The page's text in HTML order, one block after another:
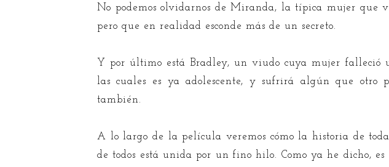
No podemos olvidarnos de Miranda, la típica mujer que
pero que en realidad esconde más de un secreto.
Y por último está Bradley, un viudo cuya mujer falleció
las cuales es ya adolescente, y sufrirá algún que otro
también.
A lo largo de la película veremos cómo la historia de
de todos está unida por un fino hilo. Como ya he dicho,